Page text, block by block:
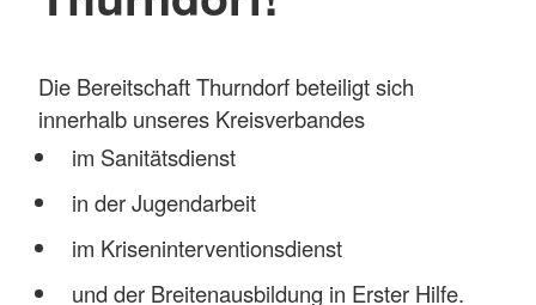
Die Bereitschaft Thurndorf beteiligt sich
innerhalb unseres Kreisverbandes
im Sanitätsdienst
in der Jugendarbeit
im Kriseninterventionsdienst
und der Breitenausbildung in Erster Hilfe.